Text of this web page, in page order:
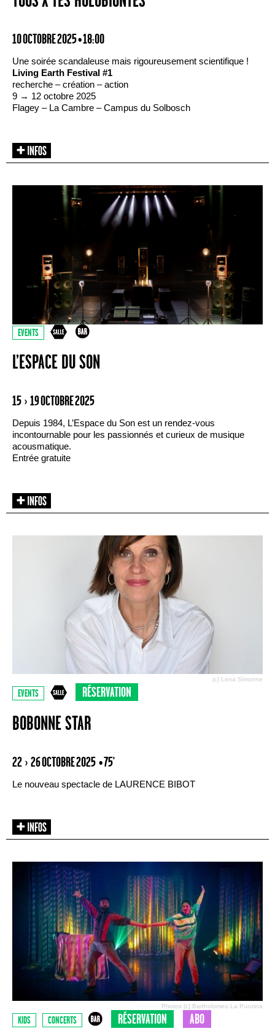
10 OCTOBRE 2025 • 18:00
Une soirée scandaleuse mais rigoureusement scientifique !
Living Earth Festival #1
recherche – création – action
9 → 12 octobre 2025
Flagey – La Cambre – Campus du Solbosch
EVENTS
L’ESPACE DU SON
15 › 19 OCTOBRE 2025
Depuis 1984, L’Espace du Son est un rendez-vous
incontournable pour les passionnés et curieux de musique
acousmatique.
Entrée gratuite
(c) Lena Simonne
EVENTS RÉSERVATION
BOBONNE STAR
22 › 26 OCTOBRE 2025 • 75'
Le nouveau spectacle de LAURENCE BIBOT
Photos (c) Bartholomeo La Punzina
KIDS CONCERTS RÉSERVATION ABO